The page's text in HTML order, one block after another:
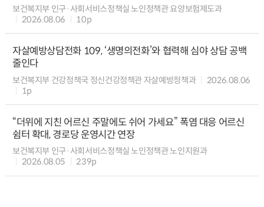
보건복지부 인구·사회서비스정책실 노인정책관 요양보험제도과
2026.08.06
10p
자살예방상담전화 109, ‘생명의전화’와 협력해 심야 상담 공백
줄인다
보건복지부 건강정책국 정신건강정책관 자살예방정책과
2026.08.06
1p
“더위에 지친 어르신 주말에도 쉬어 가세요” 폭염 대응 어르신
쉼터 확대, 경로당 운영시간 연장
보건복지부 인구·사회서비스정책실 노인정책관 노인지원과
2026.08.05
239p